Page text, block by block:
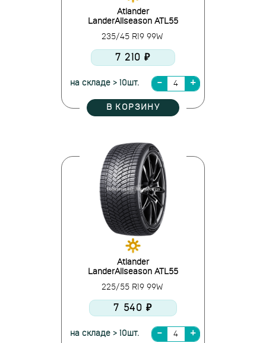
Atlander
LanderAllseason ATL55
235/45 R19 99W
7 210 ₽
на складе > 10шт.
В КОРЗИНУ
Atlander
LanderAllseason ATL55
225/55 R19 99W
7 540 ₽
на складе > 10шт.